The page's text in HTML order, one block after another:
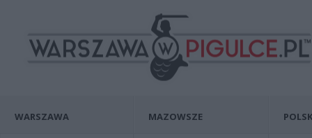
WARSZAWA MAZOWSZE